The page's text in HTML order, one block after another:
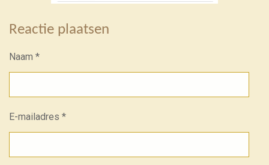
Reactie plaatsen
Naam *
E-mailadres *